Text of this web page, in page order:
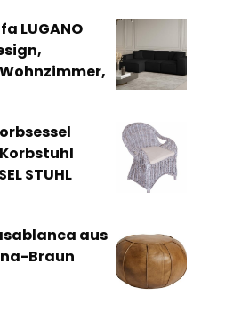
LUGANO
STUHL
aus
Braun